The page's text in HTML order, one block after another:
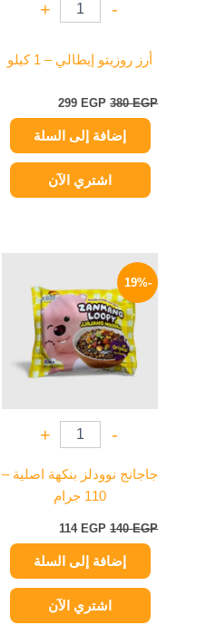
-
+
أرز روزيتو إيطالي – 1 كيلو
380EGP
299 EGP
إضافة إلى السلة
اشتري الآن
-19%
-
+
جاجانج نوودلز بنكهة اصلية –
110 جرام
140EGP
هو:
140 EGP.
114 EGP
هو:
114 EGP.
إضافة إلى السلة
اشتري الآن